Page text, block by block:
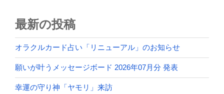
最新の投稿
オラクルカード占い「リニューアル」のお知らせ
願いが叶うメッセージボード 2026年07月分 発表
幸運の守り神「ヤモリ」来訪